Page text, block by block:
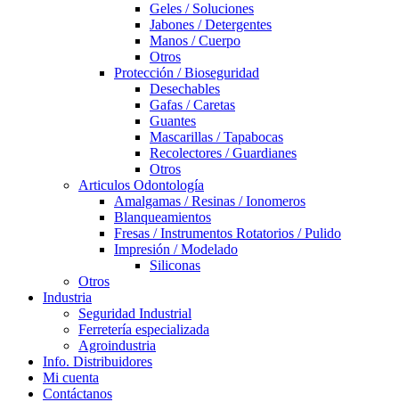
Geles / Soluciones
Jabones / Detergentes
Manos / Cuerpo
Otros
Protección / Bioseguridad
Desechables
Gafas / Caretas
Guantes
Mascarillas / Tapabocas
Recolectores / Guardianes
Otros
Articulos Odontología
Amalgamas / Resinas / Ionomeros
Blanqueamientos
Fresas / Instrumentos Rotatorios / Pulido
Impresión / Modelado
Siliconas
Otros
Industria
Seguridad Industrial
Ferretería especializada
Agroindustria
Info. Distribuidores
Mi cuenta
Contáctanos